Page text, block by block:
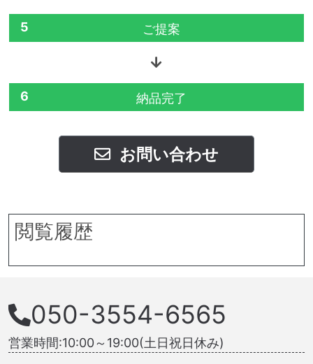
5 ご提案
6 納品完了
お問い合わせ
閲覧履歴
050-3554-6565
営業時間:10:00～19:00(土日祝日休み)